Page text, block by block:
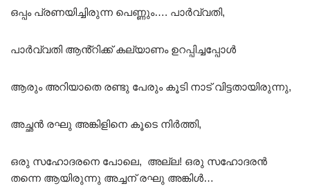
ഒപ്പം പ്രണയിച്ചിരുന്ന പെണ്ണും…. പാർവ്വതി,
പാർവ്വതി ആൻ്റിക്ക് കല്യാണം ഉറപ്പിച്ചപ്പോൾ
ആരും അറിയാതെ രണ്ടു പേരും കൂടി നാട് വിട്ടതായിരുന്നു,
അച്ഛൻ രഘു അങ്കിളിനെ കൂടെ നിർത്തി,
ഒരു സഹോദരനെ പോലെ, അല്ല! ഒരു സഹോദരൻ
തന്നെ ആയിരുന്നു അച്ചന് രഘു അങ്കിൾ…